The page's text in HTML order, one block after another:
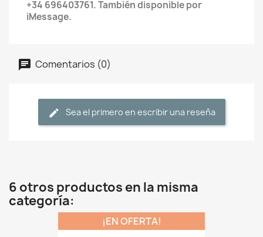
+34 696403761. También disponible por
iMessage.
Comentarios (0)
Sea el primero en escribir una reseña
6 otros productos en la misma
categoría:
¡EN OFERTA!